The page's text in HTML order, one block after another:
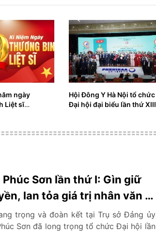
ngày
Liệt sĩ
Hội Đông Y Hà Nội tổ chức
Đại hội đại biểu lần thứ XIII
Sơn lần thứ I: Gìn giữ
lan tỏa giá trị nhân văn vì
trọng và đoàn kết tại Trụ sở Đảng ủy
Sơn đã long trọng tổ chức Đại hội lần